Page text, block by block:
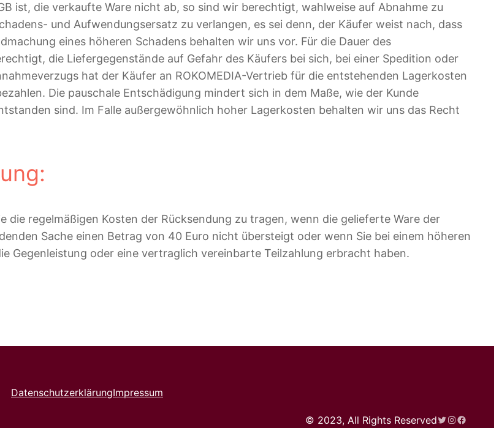
ist, die verkaufte Ware nicht ab, so sind wir berechtigt, wahlweise auf Abnahme zu
und Aufwendungsersatz zu verlangen, es sei denn, der Käufer weist nach, dass
eines höheren Schadens behalten wir uns vor. Für die Dauer des
die Liefergegenstände auf Gefahr des Käufers bei sich, bei einer Spedition oder
hat der Käufer an ROKOMEDIA-Vertrieb für die entstehenden Lagerkosten
Die pauschale Entschädigung mindert sich in dem Maße, wie der Kunde
sind. Im Falle außergewöhnlich hoher Lagerkosten behalten wir uns das Recht
die regelmäßigen Kosten der Rücksendung zu tragen, wenn die gelieferte Ware der
Sache einen Betrag von 40 Euro nicht übersteigt oder wenn Sie bei einem höheren
Gegenleistung oder eine vertraglich vereinbarte Teilzahlung erbracht haben.
DatenschutzerklärungImpressum
© 2023, All Rights ReservedTwitter
Instagram